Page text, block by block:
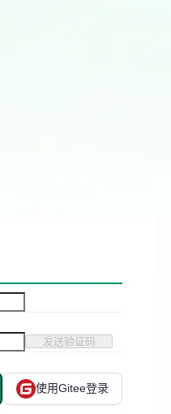
发送验证码
使用Gitee登录